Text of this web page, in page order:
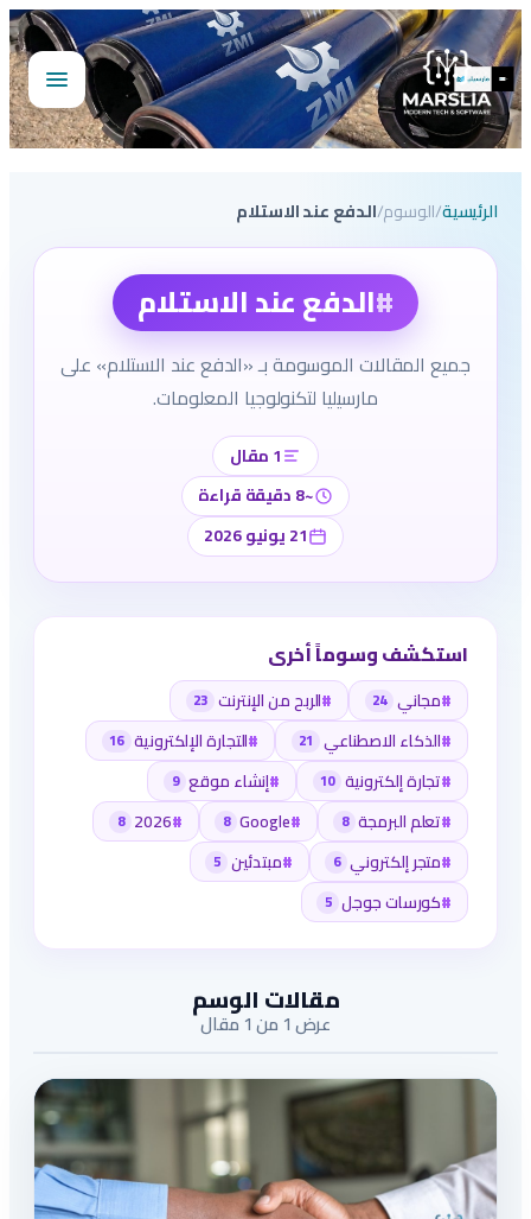
تخطى
إلى
المحتوى فتح
الرئيسية/الوسوم/الدفع عند الاستلام
#الدفع عند الاستلام
جميع المقالات الموسومة بـ «الدفع عند الاستلام» على
مارسيليا لتكنولوجيا المعلومات.
1 مقال
~8 دقيقة قراءة
21 يونيو 2026
استكشف وسوماً أخرى
#مجاني 24
#الربح من الإنترنت 23
#الذكاء الاصطناعي 21
#التجارة الإلكترونية 16
#تجارة إلكترونية 10
#إنشاء موقع 9
#تعلم البرمجة 8
#
Google
8
#
2026
8
#متجر إلكتروني 6
#مبتدئين 5
#كورسات جوجل 5
مقالات الوسم
عرض 1 من 1 مقال